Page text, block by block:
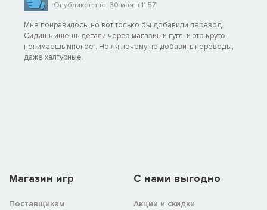
Опубликовано: 30 мая в 11:57
Мне понравилось, но вот только бы добавили перевод.
Сидишь ищешь детали через магазин и гугл, и это круто,
понимаешь многое . Но ля почему не добавить переводы,
даже халтурные.
Магазин игр
Поставщикам
C нами выгодно
Акции и скидки